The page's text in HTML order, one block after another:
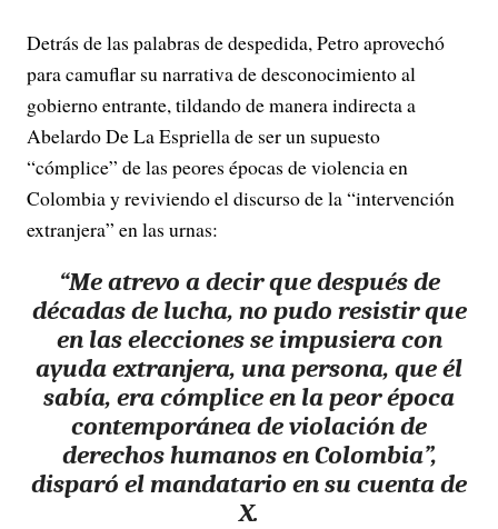
Detrás de las palabras de despedida, Petro aprovechó
para camuflar su narrativa de desconocimiento al
gobierno entrante, tildando de manera indirecta a
Abelardo De La Espriella de ser un supuesto
“cómplice” de las peores épocas de violencia en
Colombia y reviviendo el discurso de la “intervención
extranjera” en las urnas:
“Me atrevo a decir que después de
décadas de lucha, no pudo resistir que
en las elecciones se impusiera con
ayuda extranjera, una persona, que él
sabía, era cómplice en la peor época
contemporánea de violación de
derechos humanos en Colombia”,
disparó el mandatario en su cuenta de
X.